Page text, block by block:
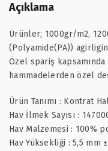
Açıklama
Ürünler; 1000gr/m2,
(Polyamide(PA))
Özel spariş kapsamında
hammadelerden özel
Ürün Tanımı : Kontrat
Hav İlmek Sayısı :
Hav Malzemesi : 100%
Hav Yüksekliği : 5,5 mm